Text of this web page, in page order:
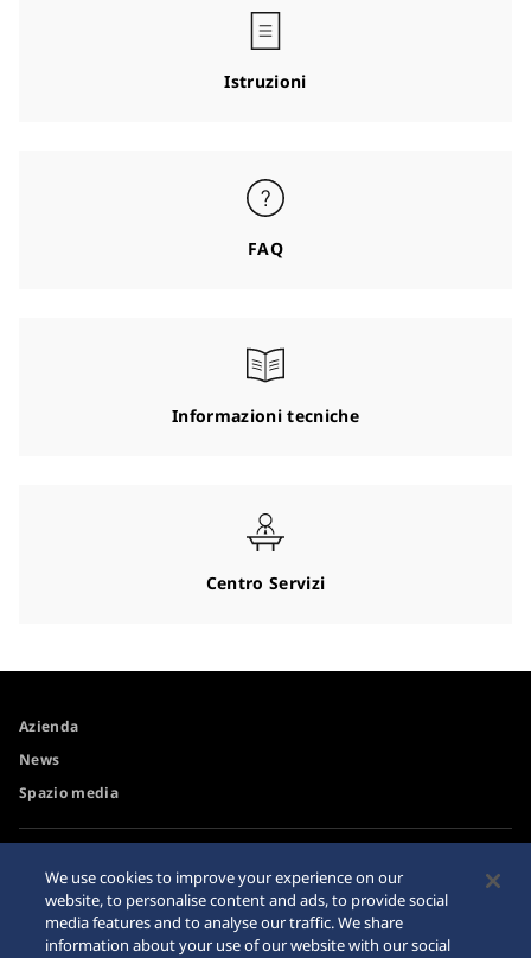
Istruzioni
FAQ
Informazioni tecniche
Centro Servizi
Azienda
News
Spazio media
Requisiti di navigazione
Avvertimento riguardo agli
acquisti su internet
We use cookies to improve your experience on our
website, to personalise content and ads, to provide social
media features and to analyse our traffic. We share
information about your use of our website with our social